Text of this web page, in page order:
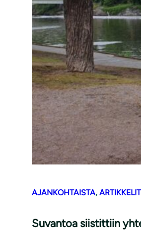
AJANKOHTAISTA, ARTIKKELIT
Suvantoa siistittiin